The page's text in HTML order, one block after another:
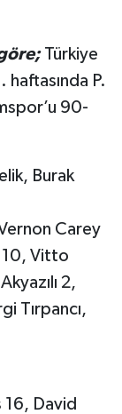
Türkiye
P.
90-
Burak
Carey
10, Vitto
2,
Tırpancı,
16, David